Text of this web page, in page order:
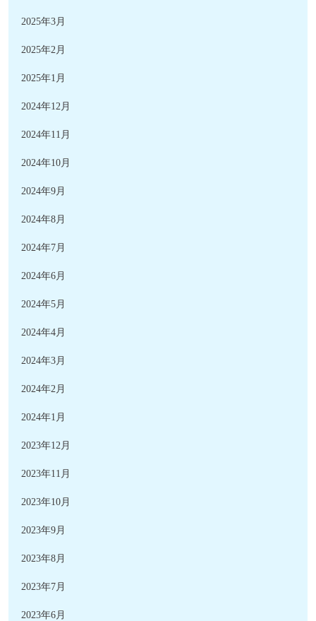
2025年3月
2025年2月
2025年1月
2024年12月
2024年11月
2024年10月
2024年9月
2024年8月
2024年7月
2024年6月
2024年5月
2024年4月
2024年3月
2024年2月
2024年1月
2023年12月
2023年11月
2023年10月
2023年9月
2023年8月
2023年7月
2023年6月